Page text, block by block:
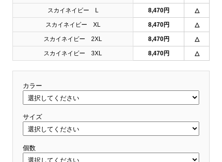
スカイネイビー L 8,470円 △
スカイネイビー XL 8,470円 △
スカイネイビー 2XL 8,470円 △
スカイネイビー 3XL 8,470円 △
カラー
サイズ
個数